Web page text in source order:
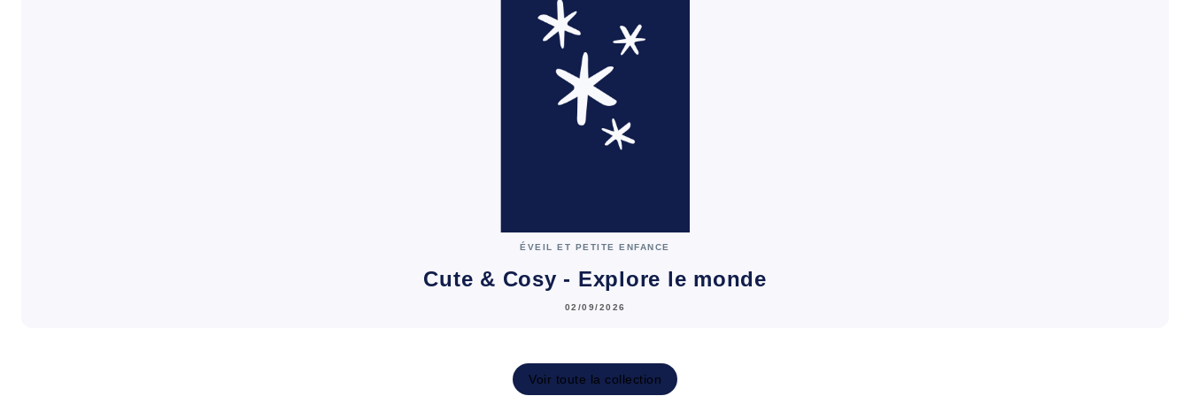
ÉVEIL ET PETITE ENFANCE
Cute & Cosy - Explore le monde
02/09/2026
Voir toute la collection